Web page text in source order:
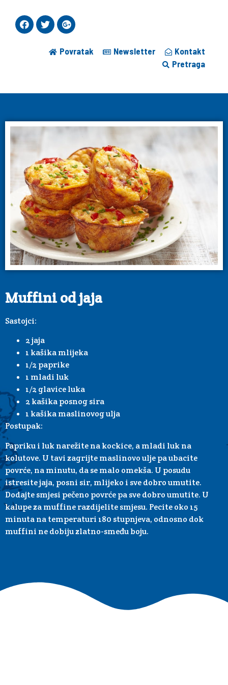
Povratak Newsletter
Kontakt
Pretraga
Muffini od jaja
Sastojci:
2 jaja
1 kašika mlijeka
1/2 paprike
1 mladi luk
1/2 glavice luka
2 kašika posnog sira
1 kašika maslinovog ulja
Postupak:
Papriku i luk narežite na kockice, a mladi luk na
kolutove. U tavi zagrijte maslinovo ulje pa ubacite
povrće, na minutu, da se malo omekša. U posudu
istresite jaja, posni sir, mlijeko i sve dobro umutite.
Dodajte smjesi pečeno povrće pa sve dobro umutite. U
kalupe za muffine razdijelite smjesu. Pecite oko 15
minuta na temperaturi 180 stupnjeva, odnosno dok
muffini ne dobiju zlatno-smeđu boju.